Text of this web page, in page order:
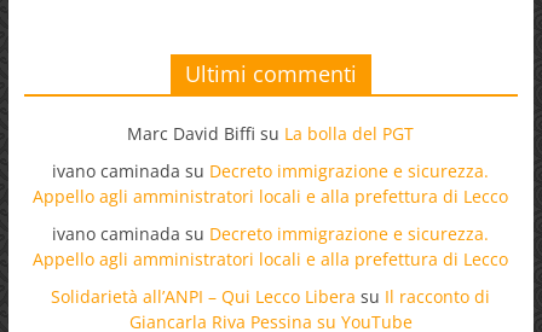
Ultimi commenti
Marc David Biffi su La bolla del PGT
ivano caminada su Decreto immigrazione e sicurezza.
Appello agli amministratori locali e alla prefettura di Lecco
ivano caminada su Decreto immigrazione e sicurezza.
Appello agli amministratori locali e alla prefettura di Lecco
Solidarietà all’ANPI – Qui Lecco Libera su Il racconto di
Giancarla Riva Pessina su YouTube